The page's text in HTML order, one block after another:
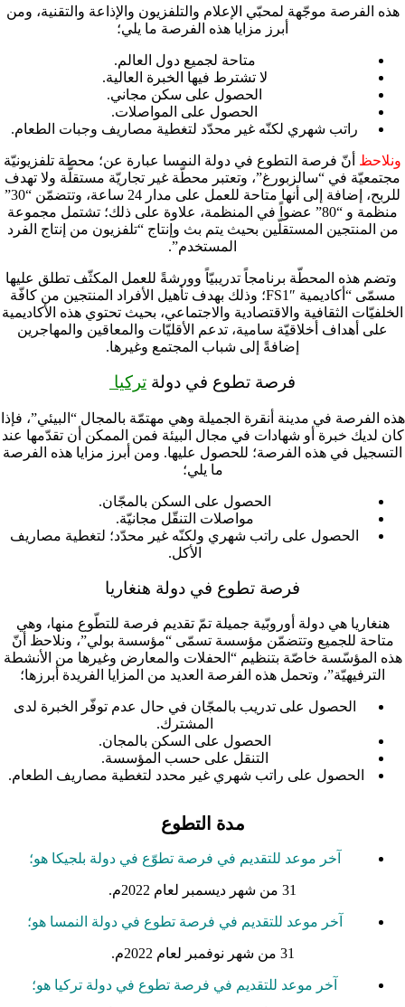
هذه الفرصة موجّهة لمحبّي الإعلام والتلفزيون والإذاعة والتقنية، ومن
أبرز مزايا هذه الفرصة ما يلي؛
متاحة لجميع دول العالم.
لا تشترط فيها الخبرة العالية.
الحصول على سكن مجاني.
الحصول على المواصلات.
راتب شهري لكنّه غير محدّد لتغطية مصاريف وجبات الطعام.
ونلاحظ أنّ فرصة التطوع في دولة النمسا عبارة عن؛ محطة تلفزيونيّة
مجتمعيّة في “سالزبورغ”، وتعتبر محطّة غير تجاريّة مستقلّة ولا تهدف
للربح، إضافة إلى أنها متاحة للعمل على مدار 24 ساعة، وتتضمّن “30”
منظمة و “80” عضواً في المنظمة، علاوة على ذلك؛ تشتمل مجموعة
من المنتجين المستقلّين بحيث يتم بث وإنتاج “تلفزيون من إنتاج الفرد
المستخدم”.
وتضم هذه المحطّة برنامجاً تدريبيّاً وورشةً للعمل المكثّف تطلق عليها
مسمّى “
أكاديمية FS1″؛ وذلك بهدف تأهيل الأفراد المنتجين من كافّة
الخلفيّات الثقافية والاقتصادية والاجتماعي، بحيث تحتوي هذه الأكاديمية
على أهداف أخلاقيّة سامية، تدعم الأقليّات والمعاقين والمهاجرين
إضافةً إلى شباب المجتمع وغيرها.
فرصة تطوع في دولة تركيا
هذه الفرصة في مدينة أنقرة الجميلة وهي مهتمّة بالمجال “البيئي”، فإذا
كان لديك خبرة أو شهادات في مجال البيئة فمن الممكن أن تقدّمها عند
التسجيل في هذه الفرصة؛ للحصول عليها. ومن أبرز مزايا هذه الفرصة
ما يلي؛
الحصول على السكن بالمجّان.
مواصلات التنقّل مجانيّة.
الحصول على راتب شهري ولكنّه غير محدّد؛ لتغطية مصاريف
الأكل.
فرصة تطوع في دولة هنغاريا
هنغاريا هي دولة أوروبّية جميلة تمّ تقديم فرصة للتطّوع منها، وهي
متاحة للجميع وتتضمّن مؤسسة تسمّى “مؤسسة بولي”، ونلاحظ أنّ
هذه المؤسّسة خاصّة بتنظيم “الحفلات والمعارض وغيرها من الأنشطة
الترفيهيّة”، وتحمل هذه الفرصة العديد من المزايا الفريدة أبرزها؛
الحصول على تدريب بالمجّان في حال عدم توفّر الخبرة لدى
المشترك.
الحصول على السكن بالمجان.
التنقل على حسب المؤسسة.
الحصول على راتب شهري غير محدد لتغطية مصاريف الطعام.
مدة التطوع
آخر موعد للتقديم في فرصة تطوّع في دولة بلجيكا هو؛
31 من شهر ديسمبر لعام 2022م.
آخر موعد للتقديم في فرصة تطوع في دولة النمسا هو؛
31 من شهر نوفمبر لعام 2022م.
آخر موعد للتقديم في فرصة تطوع في دولة تركيا هو؛